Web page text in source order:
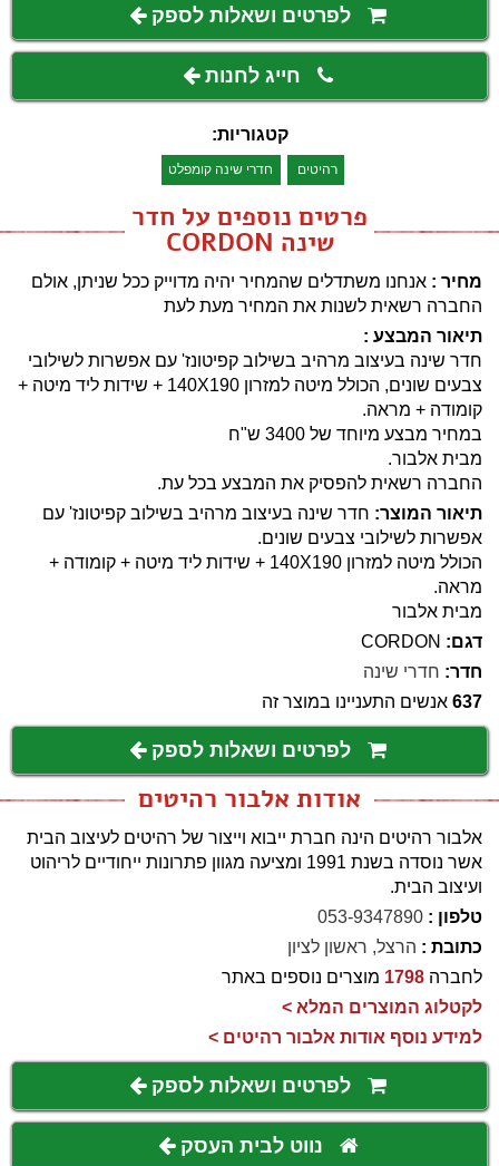
לפרטים ושאלות לספק
חייג לחנות
קטגוריות:
רהיטים חדרי שינה קומפלט
פרטים נוספים על חדר
שינה CORDON
מחיר : אנחנו משתדלים שהמחיר יהיה מדוייק ככל שניתן, אולם
החברה רשאית לשנות את המחיר מעת לעת
תיאור המבצע :
חדר שינה בעיצוב מרהיב בשילוב קפיטונז' עם אפשרות לשילובי
צבעים שונים, הכולל מיטה למזרון 140X190 + שידות ליד מיטה +
קומודה + מראה.
במחיר מבצע מיוחד של 3400 ש"ח
מבית אלבור.
החברה רשאית להפסיק את המבצע בכל עת.
תיאור המוצר: חדר שינה בעיצוב מרהיב בשילוב קפיטונז' עם
אפשרות לשילובי צבעים שונים.
הכולל מיטה למזרון 140X190 + שידות ליד מיטה + קומודה +
מראה.
מבית אלבור
דגם: CORDON
חדר: חדרי שינה
637 אנשים התעניינו במוצר זה
לפרטים ושאלות לספק
אודות אלבור רהיטים
אלבור רהיטים הינה חברת ייבוא וייצור של רהיטים לעיצוב הבית
אשר נוסדה בשנת 1991 ומציעה מגוון פתרונות ייחודיים לריהוט
ועיצוב הבית.
טלפון : 053-9347890
כתובת : הרצל, ראשון לציון
לחברה 1798 מוצרים נוספים באתר
לקטלוג המוצרים המלא >
למידע נוסף אודות אלבור רהיטים >
לפרטים ושאלות לספק
נווט לבית העסק